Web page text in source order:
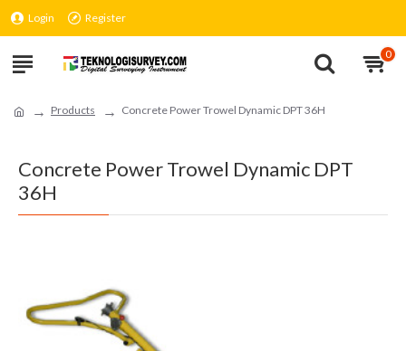
Login Register
0
Products Concrete Power Trowel Dynamic DPT 36H
Concrete Power Trowel Dynamic DPT
36H